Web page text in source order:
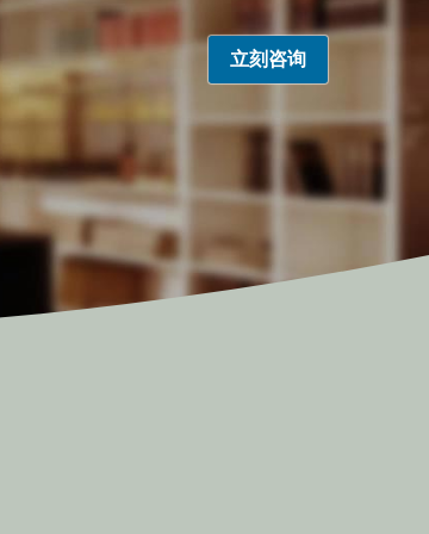
立刻咨询